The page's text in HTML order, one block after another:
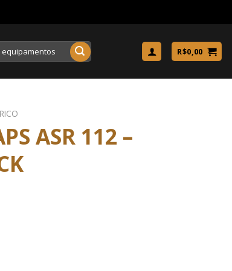
R$0,00
ASR 112 –